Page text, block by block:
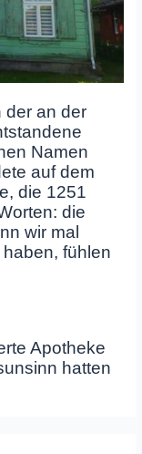
der an der
Namen
auf dem
die 1251
die
wir mal
fühlen
Apotheke
hatten